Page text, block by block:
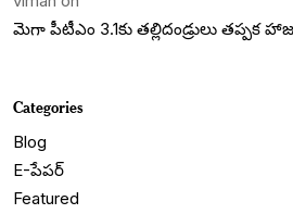
మెగా పీటీఎం 3.1కు తల్లిదండ్రులు తప్పక
Categories
Blog
E-పేపర్
Featured